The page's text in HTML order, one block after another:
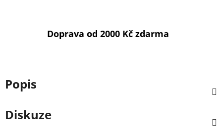
Doprava od 2000 Kč zdarma
Popis
Diskuze